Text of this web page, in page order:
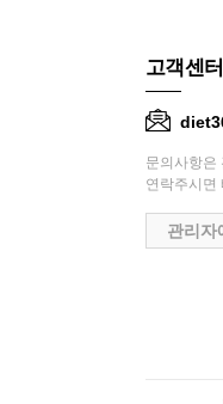
고객센터
문의사항은
연락주시면
관리자